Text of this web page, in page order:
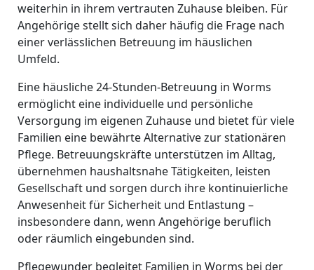
weiterhin in ihrem vertrauten Zuhause bleiben. Für
Angehörige stellt sich daher häufig die Frage nach
einer verlässlichen Betreuung im häuslichen
Umfeld.
Eine häusliche 24-Stunden-Betreuung in Worms
ermöglicht eine individuelle und persönliche
Versorgung im eigenen Zuhause und bietet für viele
Familien eine bewährte Alternative zur stationären
Pflege. Betreuungskräfte unterstützen im Alltag,
übernehmen haushaltsnahe Tätigkeiten, leisten
Gesellschaft und sorgen durch ihre kontinuierliche
Anwesenheit für Sicherheit und Entlastung –
insbesondere dann, wenn Angehörige beruflich
oder räumlich eingebunden sind.
Pflegewunder begleitet Familien in Worms bei der